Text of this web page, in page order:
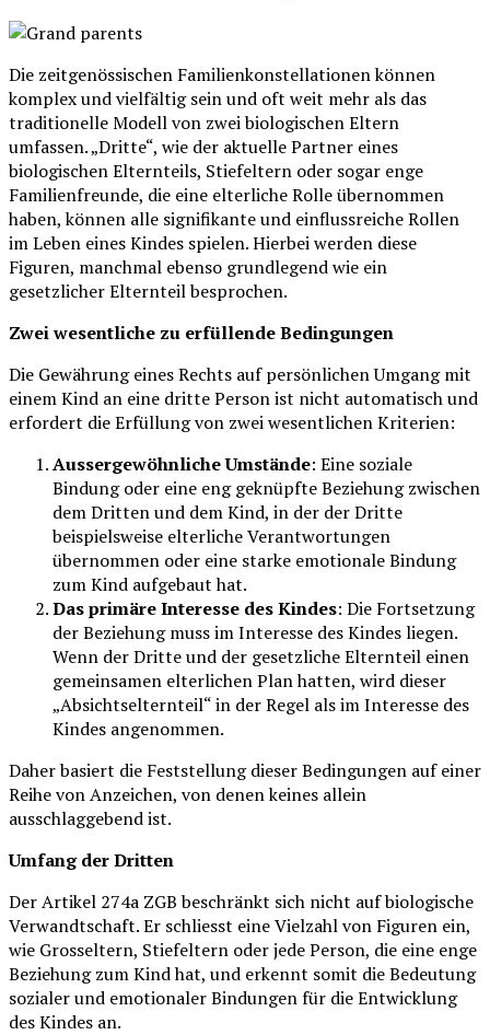
Die zeitgenössischen Familienkonstellationen können
komplex und vielfältig sein und oft weit mehr als das
traditionelle Modell von zwei biologischen Eltern
umfassen. „Dritte“, wie der aktuelle Partner eines
biologischen Elternteils, Stiefeltern oder sogar enge
Familienfreunde, die eine elterliche Rolle übernommen
haben, können alle signifikante und einflussreiche Rollen
im Leben eines Kindes spielen. Hierbei werden diese
Figuren, manchmal ebenso grundlegend wie ein
gesetzlicher Elternteil besprochen.
Zwei wesentliche zu erfüllende Bedingungen
Die Gewährung eines Rechts auf persönlichen Umgang mit
einem Kind an eine dritte Person ist nicht automatisch und
erfordert die Erfüllung von zwei wesentlichen Kriterien:
Aussergewöhnliche Umstände: Eine soziale
Bindung oder eine eng geknüpfte Beziehung zwischen
dem Dritten und dem Kind, in der der Dritte
beispielsweise elterliche Verantwortungen
übernommen oder eine starke emotionale Bindung
zum Kind aufgebaut hat.
Das primäre Interesse des Kindes: Die Fortsetzung
der Beziehung muss im Interesse des Kindes liegen.
Wenn der Dritte und der gesetzliche Elternteil einen
gemeinsamen elterlichen Plan hatten, wird dieser
„Absichtselternteil“ in der Regel als im Interesse des
Kindes angenommen.
Daher basiert die Feststellung dieser Bedingungen auf einer
Reihe von Anzeichen, von denen keines allein
ausschlaggebend ist.
Umfang der Dritten
Der Artikel 274a ZGB beschränkt sich nicht auf biologische
Verwandtschaft. Er schliesst eine Vielzahl von Figuren ein,
wie Grosseltern, Stiefeltern oder jede Person, die eine enge
Beziehung zum Kind hat, und erkennt somit die Bedeutung
sozialer und emotionaler Bindungen für die Entwicklung
des Kindes an.